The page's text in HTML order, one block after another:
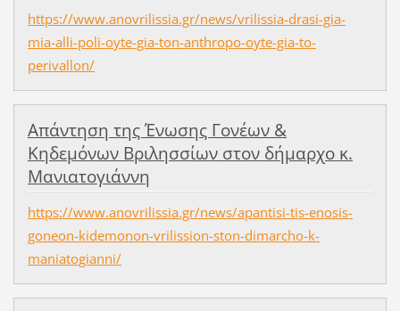
https://www.anovrilissia.gr/news/vrilissia-drasi-gia-
mia-alli-poli-oyte-gia-ton-anthropo-oyte-gia-to-
perivallon/
Απάντηση της Ένωσης Γονέων &
Κηδεμόνων Βριλησσίων στον δήμαρχο κ.
Μανιατογιάννη
https://www.anovrilissia.gr/news/apantisi-tis-enosis-
goneon-kidemonon-vrilission-ston-dimarcho-k-
maniatogianni/